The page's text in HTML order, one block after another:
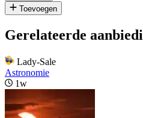
Toevoegen
Gerelateerde
Lady-Sale
Astronomie
1w